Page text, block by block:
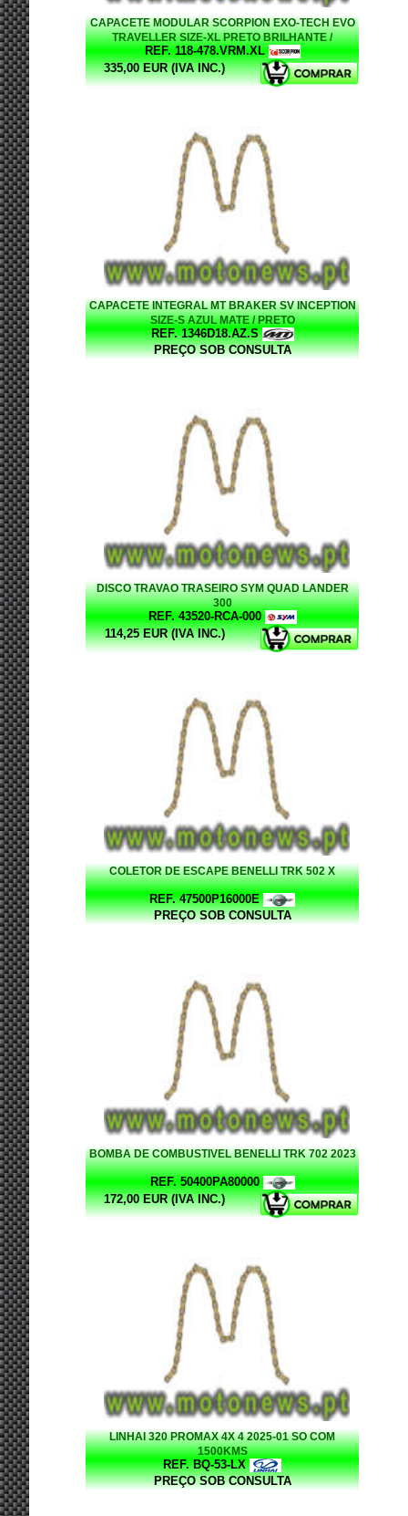
CAPACETE MODULAR SCORPION EXO-TECH EVO
TRAVELLER SIZE-XL PRETO BRILHANTE /
VERMELHO
REF. 118-478.VRM.XL
335,00 EUR (IVA INC.)
CAPACETE INTEGRAL MT BRAKER SV INCEPTION
SIZE-S AZUL MATE / PRETO
REF. 1346D18.AZ.S
PREÇO SOB CONSULTA
DISCO TRAVAO TRASEIRO SYM QUAD LANDER
300
REF. 43520-RCA-000
114,25 EUR (IVA INC.)
COLETOR DE ESCAPE BENELLI TRK 502 X
REF. 47500P16000E
PREÇO SOB CONSULTA
BOMBA DE COMBUSTIVEL BENELLI TRK 702 2023
REF. 50400PA80000
172,00 EUR (IVA INC.)
LINHAI 320 PROMAX 4X 4 2025-01 SO COM
1500KMS
REF. BQ-53-LX
PREÇO SOB CONSULTA